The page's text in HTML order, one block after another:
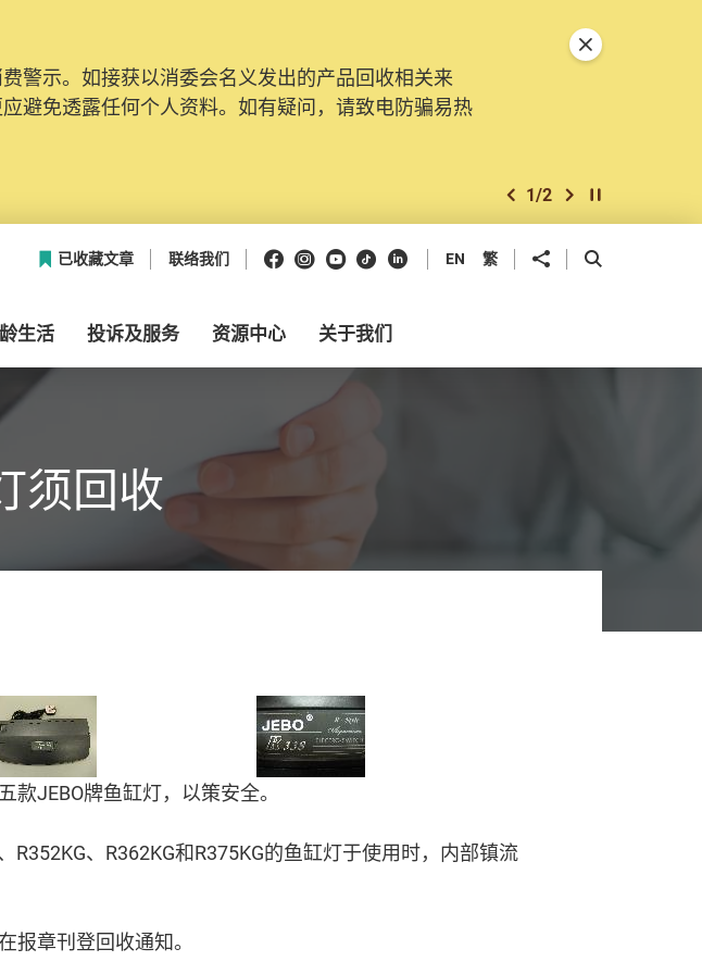
警示。如接获以消委会名义发出的产品回收相关来
避免透露任何个人资料。如有疑问，请致电防骗易热
上一个
1/2 下一个开始/暂停幻灯
关闭特別通告
已收藏文章 联络我们 Facebook
Instagram
Youtube
抖音领英 EN 繁 分享到 开启搜寻框
生活 投诉及服务 资源中心 关于我们
须回收
款JEBO牌鱼缸灯，以策安全。
R352KG、 R362KG和R375KG的鱼缸灯于使用时，内部镇流
报章刊登回收通知。